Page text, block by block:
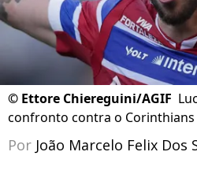
© Ettore Chiereguini/AGIF
confronto contra o Corinthians
Por João Marcelo Felix Dos